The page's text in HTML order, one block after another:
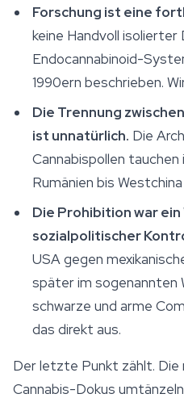
Forschung ist eine
keine Handvoll isolierter
Endocannabinoid-
1990ern beschrieben.
Die Trennung
ist unnatürlich. Die
Cannabispollen
Rumänien bis
Die Prohibition war ein
sozialpolitischer
USA gegen
später im sogenannten
schwarze und arme
das direkt aus.
Der letzte Punkt zählt.
Cannabis-Dokus